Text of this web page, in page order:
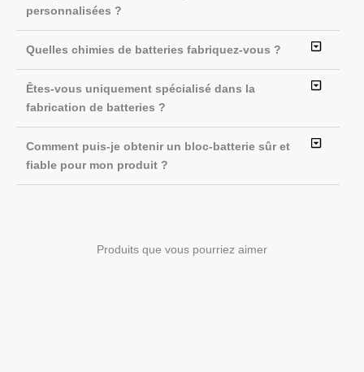
personnalisées ?
Quelles chimies de batteries fabriquez-vous ?
Êtes-vous uniquement spécialisé dans la
fabrication de batteries ?
Comment puis-je obtenir un bloc-batterie sûr et
fiable pour mon produit ?
Produits que vous pourriez aimer